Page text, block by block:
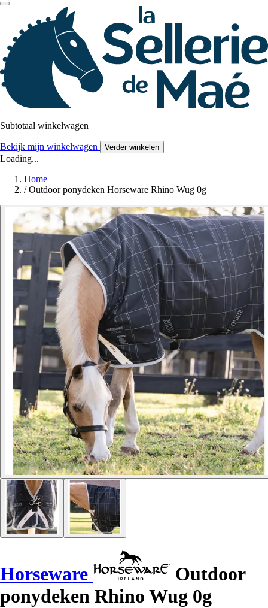
Subtotaal winkelwagen
Bekijk mijn winkelwagen Verder winkelen
Loading...
Home
/ Outdoor ponydeken Horseware Rhino Wug 0g
Horseware
Outdoor
ponydeken Rhino Wug 0g